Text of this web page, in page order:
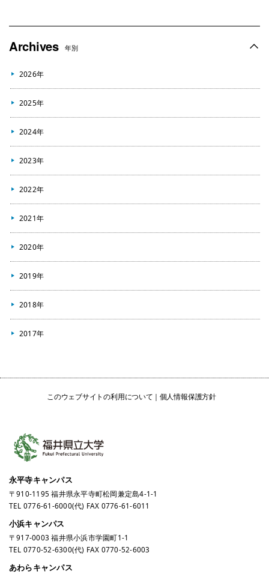
Archives 年別
2026年
2025年
2024年
2023年
2022年
2021年
2020年
2019年
2018年
2017年
このウェブサイトの利用について 個人情報保護方針
永平寺キャンパス
〒910-1195 福井県永平寺町松岡兼定島4-1-1
TEL 0776-61-6000(代) FAX 0776-61-6011
小浜キャンパス
〒917-0003 福井県小浜市学園町1-1
TEL 0770-52-6300(代) FAX 0770-52-6003
あわらキャンパス